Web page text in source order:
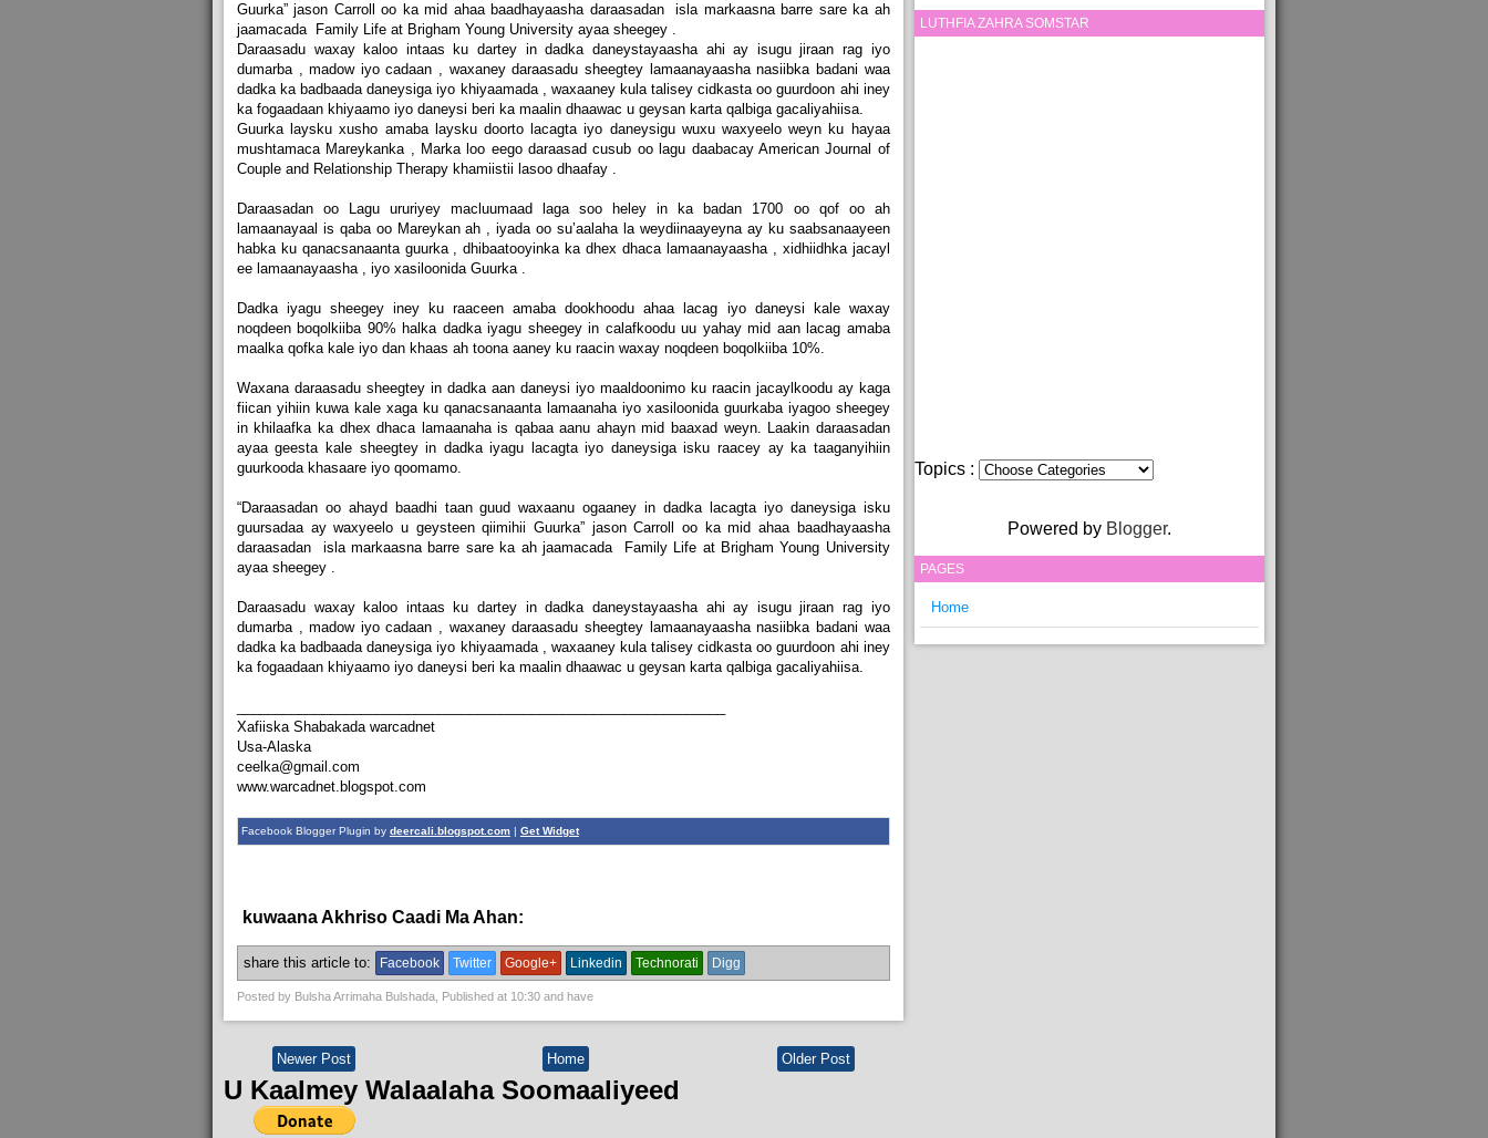
Guurka” jason Carroll oo ka mid ahaa baadhayaasha daraasadan isla markaasna barre sare ka ah
jaamacada Family Life at Brigham Young University ayaa sheegey .
Daraasadu waxay kaloo intaas ku dartey in dadka daneystayaasha ahi ay isugu jiraan rag iyo
dumarba , madow iyo cadaan , waxaney daraasadu sheegtey lamaanayaasha nasiibka badani waa
dadka ka badbaada daneysiga iyo khiyaamada , waxaaney kula talisey cidkasta oo guurdoon ahi iney
ka fogaadaan khiyaamo iyo daneysi beri ka maalin dhaawac u geysan karta qalbiga gacaliyahiisa.
Guurka laysku xusho amaba laysku doorto lacagta iyo daneysigu wuxu waxyeelo weyn ku hayaa
mushtamaca Mareykanka , Marka loo eego daraasad cusub oo lagu daabacay American Journal of
Couple and Relationship Therapy khamiistii lasoo dhaafay .
Daraasadan oo Lagu ururiyey macluumaad laga soo heley in ka badan 1700 oo qof oo ah
lamaanayaal is qaba oo Mareykan ah , iyada oo su’aalaha la weydiinaayeyna ay ku saabsanaayeen
habka ku qanacsanaanta guurka , dhibaatooyinka ka dhex dhaca lamaanayaasha , xidhiidhka jacayl
ee lamaanayaasha , iyo xasiloonida Guurka .
Dadka iyagu sheegey iney ku raaceen amaba dookhoodu ahaa lacag iyo daneysi kale waxay
noqdeen boqolkiiba 90% halka dadka iyagu sheegey in calafkoodu uu yahay mid aan lacag amaba
maalka qofka kale iyo dan khaas ah toona aaney ku raacin waxay noqdeen boqolkiiba 10%.
Waxana daraasadu sheegtey in dadka aan daneysi iyo maaldoonimo ku raacin jacaylkoodu ay kaga
fiican yihiin kuwa kale xaga ku qanacsanaanta lamaanaha iyo xasiloonida guurkaba iyagoo sheegey
in khilaafka ka dhex dhaca lamaanaha is qabaa aanu ahayn mid baaxad weyn. Laakin daraasadan
ayaa geesta kale sheegtey in dadka iyagu lacagta iyo daneysiga isku raacey ay ka taaganyihiin
guurkooda khasaare iyo qoomamo.
“Daraasadan oo ahayd baadhi taan guud waxaanu ogaaney in dadka lacagta iyo daneysiga isku
guursadaa ay waxyeelo u geysteen qiimihii Guurka” jason Carroll oo ka mid ahaa baadhayaasha
daraasadan isla markaasna barre sare ka ah jaamacada Family Life at Brigham Young University
ayaa sheegey .
Daraasadu waxay kaloo intaas ku dartey in dadka daneystayaasha ahi ay isugu jiraan rag iyo
dumarba , madow iyo cadaan , waxaney daraasadu sheegtey lamaanayaasha nasiibka badani waa
dadka ka badbaada daneysiga iyo khiyaamada , waxaaney kula talisey cidkasta oo guurdoon ahi iney
ka fogaadaan khiyaamo iyo daneysi beri ka maalin dhaawac u geysan karta qalbiga gacaliyahiisa.
Xafiiska Shabakada warcadnet
Usa-Alaska
ceelka@gmail.com
www.warcadnet.blogspot.com
Facebook Blogger Plugin by deercali.blogspot.com| Get Widget
kuwaana Akhriso Caadi Ma Ahan:
share this article to: Facebook Twitter Google+ Linkedin Technorati Digg
Posted by Bulsha Arrimaha Bulshada, Published at 10:30and have
Newer Post Older Post
Home
U Kaalmey Walaalaha Soomaaliyeed
LUTHFIA ZAHRA SOMSTAR
Topics :
Powered by Blogger.
PAGES
Home